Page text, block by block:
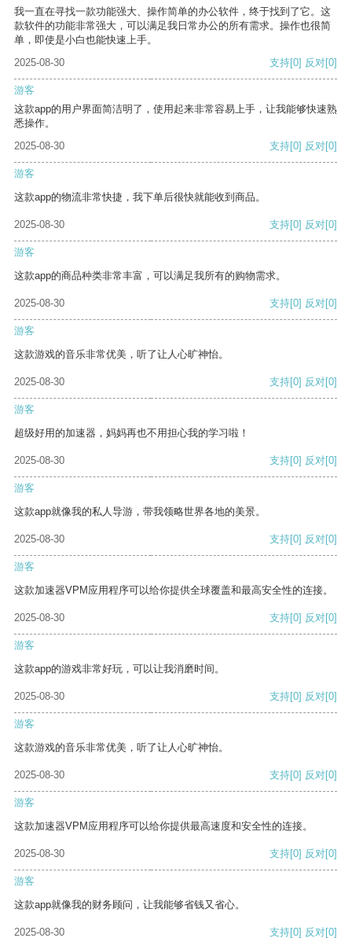
我一直在寻找一款功能强大、操作简单的办公软件，终于找到了它。这
款软件的功能非常强大，可以满足我日常办公的所有需求。操作也很简
单，即使是小白也能快速上手。
2025-08-30
支持[0] 反对[0]
游客
这款app的用户界面简洁明了，使用起来非常容易上手，让我能够快速熟
悉操作。
2025-08-30
支持[0] 反对[0]
游客
这款app的物流非常快捷，我下单后很快就能收到商品。
2025-08-30 支持[0] 反对[0]
游客
这款app的商品种类非常丰富，可以满足我所有的购物需求。
2025-08-30 支持[0] 反对[0]
游客
这款游戏的音乐非常优美，听了让人心旷神怡。
2025-08-30 支持[0] 反对[0]
游客
超级好用的加速器，妈妈再也不用担心我的学习啦！
2025-08-30 支持[0] 反对[0]
游客
这款app就像我的私人导游，带我领略世界各地的美景。
2025-08-30 支持[0] 反对[0]
游客
这款加速器VPM应用程序可以给你提供全球覆盖和最高安全性的连接。
2025-08-30 支持[0] 反对[0]
游客
这款app的游戏非常好玩，可以让我消磨时间。
2025-08-30 支持[0] 反对[0]
游客
这款游戏的音乐非常优美，听了让人心旷神怡。
2025-08-30 支持[0] 反对[0]
游客
这款加速器VPM应用程序可以给你提供最高速度和安全性的连接。
2025-08-30 支持[0] 反对[0]
游客
这款app就像我的财务顾问，让我能够省钱又省心。
2025-08-30 支持[0] 反对[0]